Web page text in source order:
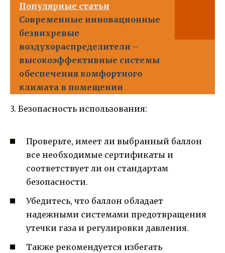
Популярные статьи
Современные инновационные
безвихревые
воздухораспределители –
высокоэффективные системы
обеспечения комфортного
климата в помещении
3. Безопасность использования:
Проверьте, имеет ли выбранный баллон
все необходимые сертификаты и
соответствует ли он стандартам
безопасности.
Убедитесь, что баллон обладает
надежными системами предотвращения
утечки газа и регулировки давления.
Также рекомендуется избегать